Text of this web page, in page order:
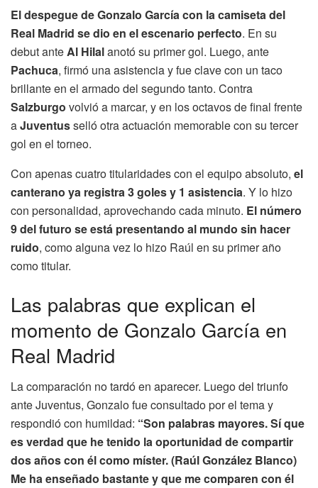
El despegue de Gonzalo García con la camiseta del
Real Madrid se dio en el escenario perfecto. En su
debut anteAl Hilalanotó su primer gol. Luego, ante
Pachuca, firmó una asistencia y fue clave con un taco
brillante en el armado del segundo tanto. Contra
Salzburgo volvió a marcar, y en los octavos de final frente
aJuventusselló otra actuación memorable con su tercer
gol en el torneo.
Con apenas cuatro titularidades con el equipo absoluto, el
canterano ya registra 3 goles y 1 asistencia. Y lo hizo
con personalidad, aprovechando cada minuto. El número
9 del futuro se está presentando al mundo sin hacer
ruido, como alguna vez lo hizo Raúl en su primer año
como titular.
Las palabras que explican el
momento de Gonzalo García en
Real Madrid
La comparación no tardó en aparecer. Luego del triunfo
ante Juventus, Gonzalo fue consultado por el tema y
respondió con humildad: “Son palabras mayores. Sí que
es verdad que he tenido la oportunidad de compartir
dos años con él como míster. (Raúl González Blanco)
Me ha enseñado bastante y que me comparen con él